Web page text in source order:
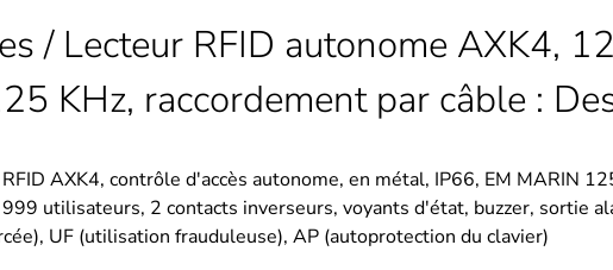
/ Lecteur RFID autonome AXK4,
KHz, raccordement par câble :
AXK4, contrôle d'accès autonome, en métal, IP66, EM MARIN
utilisateurs, 2 contacts inverseurs, voyants d'état, buzzer, sortie
UF (utilisation frauduleuse), AP (autoprotection du clavier)